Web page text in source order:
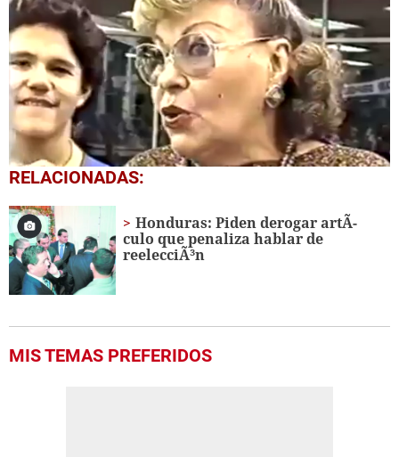
0
seconds
3
minutes,
16
seconds
RELACIONADAS:
Honduras: Piden derogar artÃ­
culo que penaliza hablar de
reelecciÃ³n
MIS TEMAS PREFERIDOS